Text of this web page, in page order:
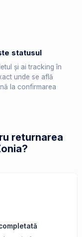
statusul
și ai tracking în
unde se află
la confirmarea
returnarea